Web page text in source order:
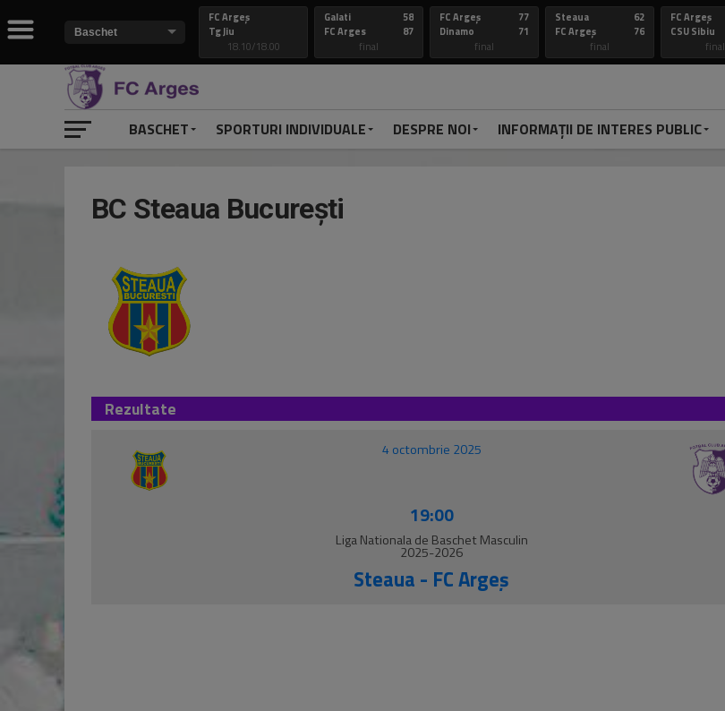
FC Argeș
Tg Jiu
18.10/18.00
Galati
FC Arges
58
87
final
FC Argeș
Dinamo
77
71
final
Steaua
FC Argeș
62
76
final
FC Argeș
CSU Sibiu
final
BASCHET SPORTURI INDIVIDUALE DESPRE NOI INFORMAȚII DE INTERES PUBLIC
BC Steaua București
Rezultate
4 octombrie 2025
19:00
Liga Nationala de Baschet Masculin
2025-2026
Steaua - FC Argeș